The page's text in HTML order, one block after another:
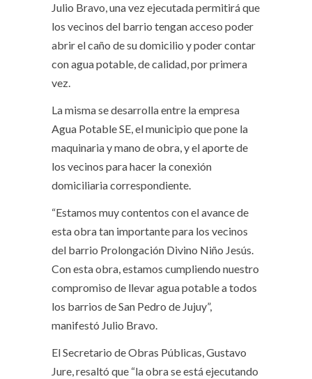
Julio Bravo, una vez ejecutada permitirá que
los vecinos del barrio tengan acceso poder
abrir el caño de su domicilio y poder contar
con agua potable, de calidad, por primera
vez.
La misma se desarrolla entre la empresa
Agua Potable SE, el municipio que pone la
maquinaria y mano de obra, y el aporte de
los vecinos para hacer la conexión
domiciliaria correspondiente.
“Estamos muy contentos con el avance de
esta obra tan importante para los vecinos
del barrio Prolongación Divino Niño Jesús.
Con esta obra, estamos cumpliendo nuestro
compromiso de llevar agua potable a todos
los barrios de San Pedro de Jujuy”,
manifestó Julio Bravo.
El Secretario de Obras Públicas, Gustavo
Jure, resaltó que “la obra se está ejecutando